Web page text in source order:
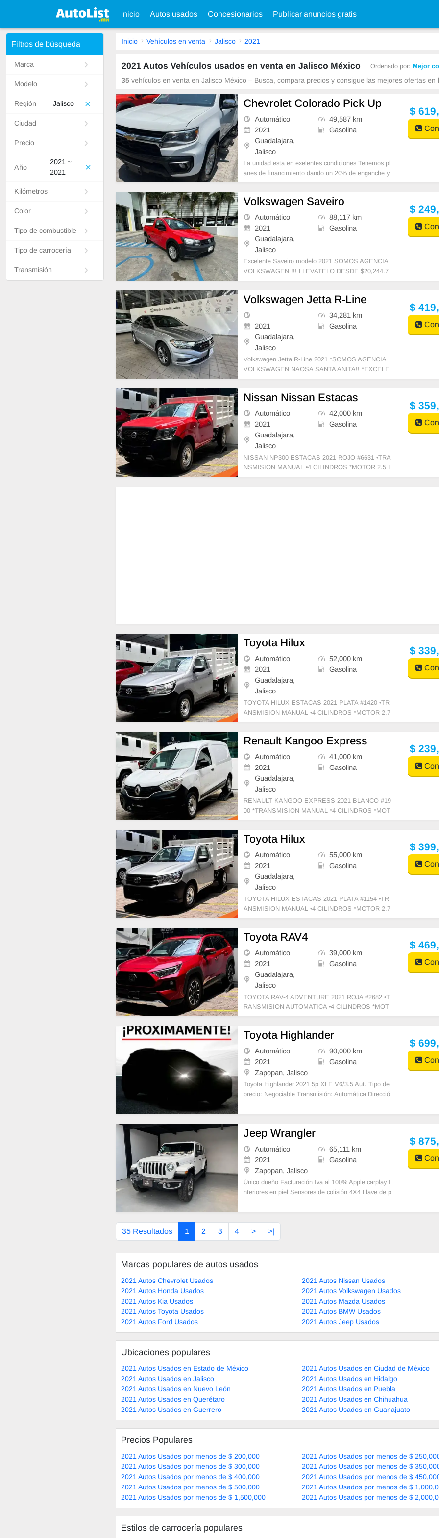
Inicio Autos usados Concesionarios Publicar anuncios gratis
Filtros de búsqueda
Marca
Modelo
Región Jalisco
Ciudad
Precio
Año
2021 ~
2021
Kilómetros
Color
Tipo de combustible
Tipo de carrocería
Transmisión
Inicio Vehículos en venta Jalisco 2021
2021 Autos Vehículos usados en venta en Jalisco México Ordenado por:Mejor
35 vehículos en venta en Jalisco México – Busca, compara precios y consigue las mejores ofertas en
Chevrolet Colorado Pick Up
Automático
49,587 km
2021
Gasolina
Guadalajara,
Jalisco
La unidad esta en exelentes condiciones Tenemos pl
anes de financimiento dando un 20% de enganche y
saldo hasta 48 meses depende la unidad
$
Volkswagen Saveiro
Automático
88,117 km
2021
Gasolina
Guadalajara,
Jalisco
Excelente Saveiro modelo 2021 SOMOS AGENCIA
VOLKSWAGEN !!! LLEVATELO DESDE $20,244.7
6 EN ARRENDAMIENTO PURO!!! -I.V.A. 100% DE
$
Volkswagen Jetta R-Line
34,281 km
2021
Gasolina
Guadalajara,
Jalisco
Volkswagen Jetta R-Line 2021 *SOMOS AGENCIA
VOLKSWAGEN NAOSA SANTA ANITA!! *EXCELE
NTE OPORTUNIDAD!! ENTREGA INMEDIATA!! Se
$
Nissan Nissan Estacas
Automático
42,000 km
2021
Gasolina
Guadalajara,
Jalisco
NISSAN NP300 ESTACAS 2021 ROJO #6631 •TRA
NSMISION MANUAL •4 CILINDROS *MOTOR 2.5 L
•AIRE ACONDICIONADO •VIDRIOS Y SEGUROS
$
Toyota Hilux
Automático
52,000 km
2021
Gasolina
Guadalajara,
Jalisco
TOYOTA HILUX ESTACAS 2021 PLATA #1420 •TR
ANSMISION MANUAL •4 CILINDROS *MOTOR 2.7
L •AIRE ACONDICIONADO *TRACCION TRASERA
$
Renault Kangoo Express
Automático
41,000 km
2021
Gasolina
Guadalajara,
Jalisco
RENAULT KANGOO EXPRESS 2021 BLANCO #19
00 *TRANSMISION MANUAL *4 CILINDROS *MOT
OR 1.6 *TRACCION DELANTERA *AIRE ACONDIC
$
Toyota Hilux
Automático
55,000 km
2021
Gasolina
Guadalajara,
Jalisco
TOYOTA HILUX ESTACAS 2021 PLATA #1154 •TR
ANSMISION MANUAL •4 CILINDROS *MOTOR 2.7
L •AIRE ACONDICIONADO *TRACCION TRASERA
$
Toyota RAV4
Automático
39,000 km
2021
Gasolina
Guadalajara,
Jalisco
TOYOTA RAV-4 ADVENTURE 2021 ROJA #2682 •T
RANSMISION AUTOMATICA •4 CILINDROS *MOT
OR 2.5 L •AIRE ACONDICIONADO •VIDRIOS Y SE
$
Toyota Highlander
Automático
90,000 km
2021
Gasolina
Zapopan, Jalisco
Toyota Highlander 2021 5p XLE V6/3.5 Aut. Tipo de
precio: Negociable Transmisión: Automática Direcció
$
Jeep Wrangler
Automático
65,111 km
2021
Gasolina
Zapopan, Jalisco
Único dueño Facturación Iva al 100% Apple carplay I
nteriores en piel Sensores de colisión 4X4 Llave de p
$
35 Resultados 1 2 3 4 > >|
Marcas populares de autos usados
2021 Autos Chevrolet Usados
2021 Autos Nissan Usados
2021 Autos Honda Usados
2021 Autos Volkswagen Usados
2021 Autos Kia Usados
2021 Autos Mazda Usados
2021 Autos Toyota Usados
2021 Autos BMW Usados
2021 Autos Ford Usados
2021 Autos Jeep Usados
Ubicaciones populares
2021 Autos Usados en Estado de México
2021 Autos Usados en Ciudad de México
2021 Autos Usados en Jalisco
2021 Autos Usados en Hidalgo
2021 Autos Usados en Nuevo León
2021 Autos Usados en Puebla
2021 Autos Usados en Querétaro
2021 Autos Usados en Chihuahua
2021 Autos Usados en Guerrero
2021 Autos Usados en Guanajuato
Precios Populares
2021 Autos Usados por menos de $ 200,000
2021 Autos Usados por menos de $
2021 Autos Usados por menos de $ 300,000
2021 Autos Usados por menos de $
2021 Autos Usados por menos de $ 400,000
2021 Autos Usados por menos de $
2021 Autos Usados por menos de $ 500,000
2021 Autos Usados por menos de $
2021 Autos Usados por menos de $ 1,500,000
2021 Autos Usados por menos de $
Estilos de carrocería populares